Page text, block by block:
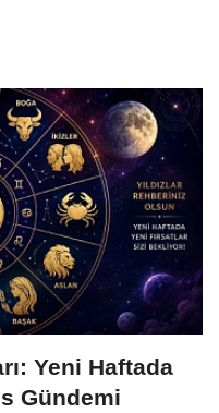
Yeni Haftada
Gündemi